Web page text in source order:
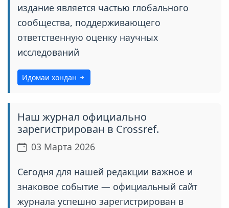
издание является частью глобального
сообщества, поддерживающего
ответственную оценку научных
исследований
Идомаи хондан
Наш журнал официально
зарегистрирован в Crossref.
03 Марта 2026
Сегодня для нашей редакции важное и
знаковое событие — официальный сайт
журнала успешно зарегистрирован в